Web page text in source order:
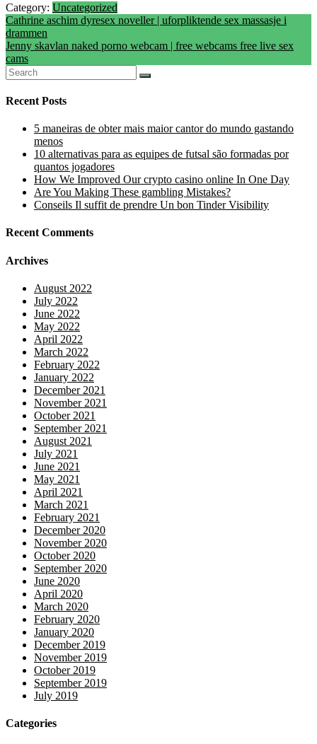
Category: Uncategorized
Post
navigation
Cathrine aschim dyresex noveller | uforpliktende sex massasje i
drammen
Jenny skavlan naked porno webcam | free webcams free live sex
cams
Recent Posts
5 maneiras de obter mais maior cantor do mundo gastando
menos
10 alternativas para as equipes de futsal são formadas por
quantos jogadores
How We Improved Our crypto casino online In One Day
Are You Making These gambling Mistakes?
Conseils Il suffit de prendre Un bon Tinder Visibility
Recent Comments
Archives
August 2022
July 2022
June 2022
May 2022
April 2022
March 2022
February 2022
January 2022
December 2021
November 2021
October 2021
September 2021
August 2021
July 2021
June 2021
May 2021
April 2021
March 2021
February 2021
December 2020
November 2020
October 2020
September 2020
June 2020
April 2020
March 2020
February 2020
January 2020
December 2019
November 2019
October 2019
September 2019
July 2019
Categories